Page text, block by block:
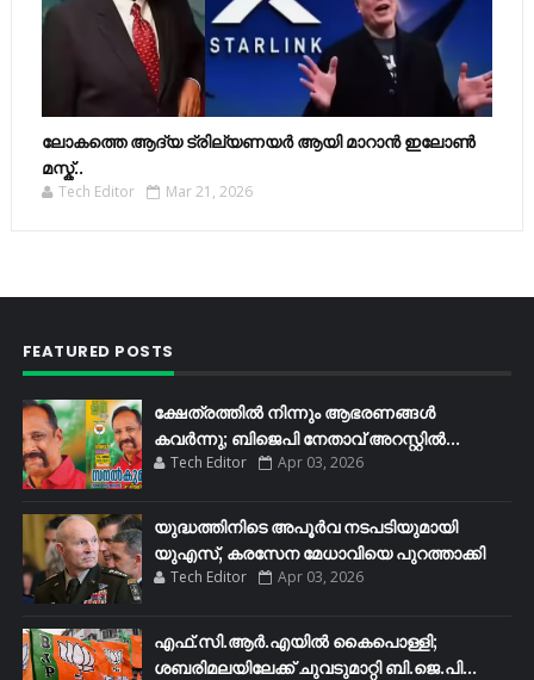
ലോകത്തെ ആദ്യ ട്രില്യണയർ ആയി മാറാൻ ഇലോൺ
മസ്ക്..
Tech Editor Mar 21, 2026
FEATURED POSTS
ക്ഷേത്രത്തിൽ നിന്നും ആഭരണങ്ങൾ
കവർന്നു; ബിജെപി നേതാവ് അറസ്റ്റിൽ...
Tech Editor Apr 03, 2026
യുദ്ധത്തിനിടെ അപൂർവ നടപടിയുമായി
യുഎസ്, കരസേന മേധാവിയെ പുറത്താക്കി
Tech Editor Apr 03, 2026
എഫ്​.സി.ആർ.എയിൽ കൈപൊള്ളി;
ശബരിമലയിലേക്ക്​ ചുവടുമാറ്റി ബി.ജെ.പി...